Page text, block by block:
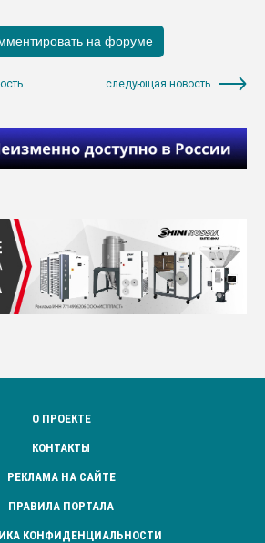
следующая новость
О ПРОЕКТЕ
КОНТАКТЫ
РЕКЛАМА НА САЙТЕ
ПРАВИЛА ПОРТАЛА
КОНФИДЕНЦИАЛЬНОСТИ